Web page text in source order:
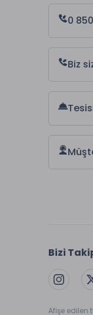
0
Biz
Bizi
Afişe edilen